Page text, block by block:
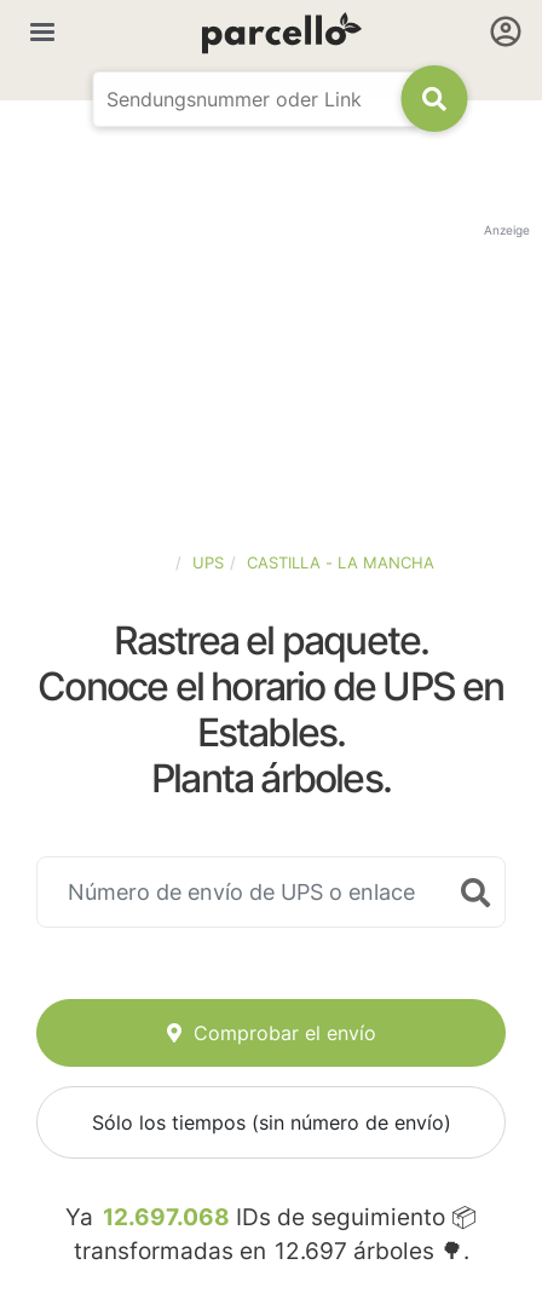
Anzeige
UPS CASTILLA - LA MANCHA
Rastrea el paquete.
Conoce el horario de UPS en
Estables.
Planta árboles.
Comprobar el envío
Sólo los tiempos (sin número de envío)
Ya 12.697.068 IDs de seguimiento 📦
transformadas en 12.697 árboles 🌳.